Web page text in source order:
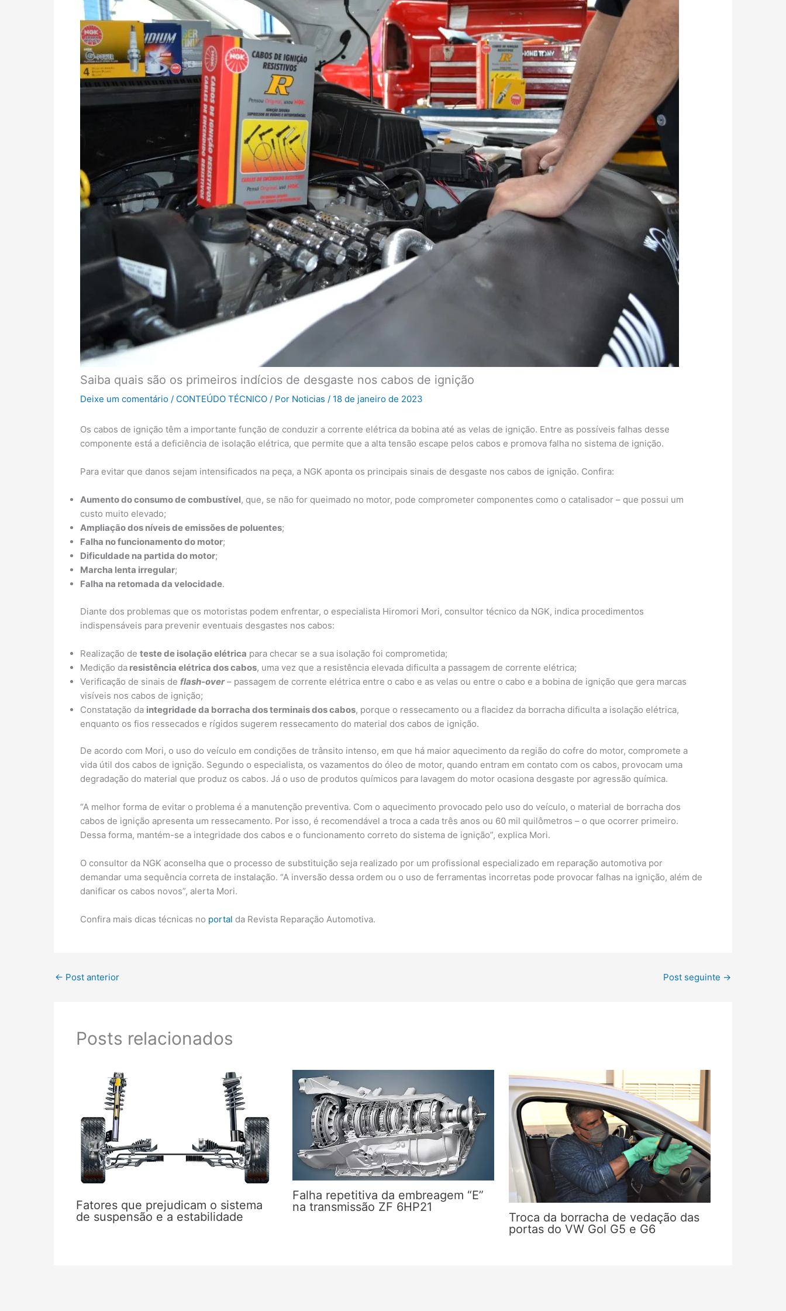
Saiba quais são os primeiros indícios de desgaste nos cabos de ignição
Deixe um comentário / CONTEÚDO TÉCNICO / Por Noticias / 18 de janeiro de 2023
Os cabos de ignição têm a importante função de conduzir a corrente elétrica da bobina até as velas de ignição. Entre as possíveis falhas desse
componente está a deficiência de isolação elétrica, que permite que a alta tensão escape pelos cabos e promova falha no sistema de ignição.
Para evitar que danos sejam intensificados na peça, a NGK aponta os principais sinais de desgaste nos cabos de ignição. Confira:
Aumento do consumo de combustível, que, se não for queimado no motor, pode comprometer componentes como o catalisador – que possui um
custo muito elevado;
Ampliação dos níveis de emissões de poluentes;
Falha no funcionamento do motor;
Dificuldade na partida do motor;
Marcha lenta irregular;
Falha na retomada da velocidade.
Diante dos problemas que os motoristas podem enfrentar, o especialista Hiromori Mori, consultor técnico da NGK, indica procedimentos
indispensáveis para prevenir eventuais desgastes nos cabos:
Realização de teste de isolação elétrica para checar se a sua isolação foi comprometida;
Medição da resistência elétrica dos cabos, uma vez que a resistência elevada dificulta a passagem de corrente elétrica;
Verificação de sinais de flash-over– passagem de corrente elétrica entre o cabo e as velas ou entre o cabo e a bobina de ignição que gera marcas
visíveis nos cabos de ignição;
Constatação da integridade da borracha dos terminais dos cabos, porque o ressecamento ou a flacidez da borracha dificulta a isolação elétrica,
enquanto os fios ressecados e rígidos sugerem ressecamento do material dos cabos de ignição.
De acordo com Mori, o uso do veículo em condições de trânsito intenso, em que há maior aquecimento da região do cofre do motor, compromete a
vida útil dos cabos de ignição. Segundo o especialista, os vazamentos do óleo de motor, quando entram em contato com os cabos, provocam uma
degradação do material que produz os cabos. Já o uso de produtos químicos para lavagem do motor ocasiona desgaste por agressão química.
“A melhor forma de evitar o problema é a manutenção preventiva. Com o aquecimento provocado pelo uso do veículo, o material de borracha dos
cabos de ignição apresenta um ressecamento. Por isso, é recomendável a troca a cada três anos ou 60 mil quilômetros – o que ocorrer primeiro.
Dessa forma, mantém-se a integridade dos cabos e o funcionamento correto do sistema de ignição”, explica Mori.
O consultor da NGK aconselha que o processo de substituição seja realizado por um profissional especializado em reparação automotiva por
demandar uma sequência correta de instalação. “A inversão dessa ordem ou o uso de ferramentas incorretas pode provocar falhas na ignição, além de
danificar os cabos novos”, alerta Mori.
Confira mais dicas técnicas no portal da Revista Reparação Automotiva.
← Post anterior Post seguinte →
Posts relacionados
Fatores que prejudicam o sistema
de suspensão e a estabilidade
Falha repetitiva da embreagem “E”
na transmissão ZF 6HP21
Troca da borracha de vedação das
portas do VW Gol G5 e G6